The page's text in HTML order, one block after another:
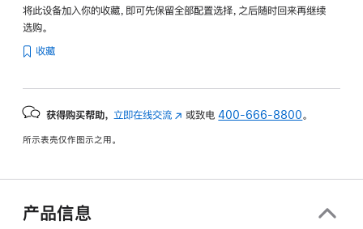
将此设备加入你的收藏，即可先保留全部配置选择，之后随时回来再继续
选购。
收藏
获得购买帮助， 立即在线交流 (在
中
或致电400-666-8800 。
所示表壳仅作图示之用。
产品信息